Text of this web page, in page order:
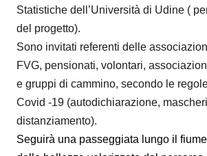
Statistiche dell’Università di Udine (
del progetto).
Sono invitati referenti delle
FVG, pensionati, volontari,
e gruppi di cammino, secondo le
Covid -19 (autodichiarazione,
distanziamento).
Seguirà una passeggiata lungo il